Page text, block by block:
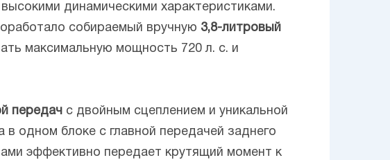
динамическими характеристиками.
собираемый вручную 3,8-литровый
максимальную мощность 720 л. с. и
передач с двойным сцеплением и уникальной
одном блоке с главной передачей заднего
эффективно передает крутящий момент к